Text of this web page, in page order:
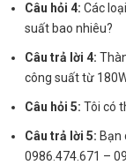
Câu hỏi 4: Các
suất bao nhiêu?
Câu trả lời 4:
công suất từ
Câu hỏi 5: Tôi có
Câu trả lời 5: Bạn
0986.474.671 –